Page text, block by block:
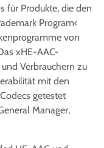
für Produkte, die den
Program‹
von
xHE-AAC-
Verbrauchern zu
mit den
getestet
Manager,